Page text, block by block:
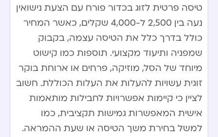
טיסה פרטית לזוג בכדור פורח עם הצעת נישואין
נעה בין 2,500 ל-4,000 שקלים, כאשר המחיר
כולל בדרך כלל את הטיסה עצמה, בקבוק
שמפניה ותיעוד מקצועי. תוספות כמו קישוט
מיוחד של הסל, מוזיקה, פרחים או ארוחת בוקר
זוגית עשויות להעלות את העלות הכוללת. חשוב
לציין כי קיימות אפשרויות לחבילות מותאמות
אישית המאפשרות גמישות תקציבית, כמו
למשל בחירת משך הטיסה או שעת ההמראה.